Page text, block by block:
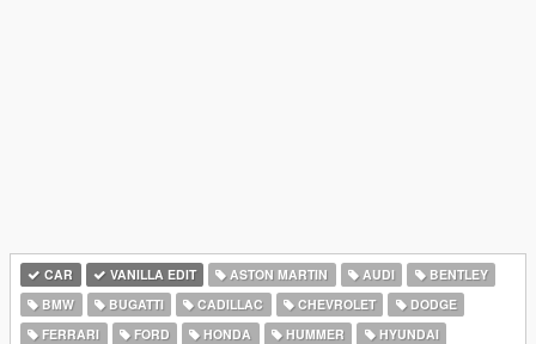
CAR VANILLA EDIT ASTON MARTIN AUDI
BENTLEY
BMW
BUGATTI CADILLAC CHEVROLET
DODGE
FERRARI
FORD HONDA HUMMER
HYUNDAI